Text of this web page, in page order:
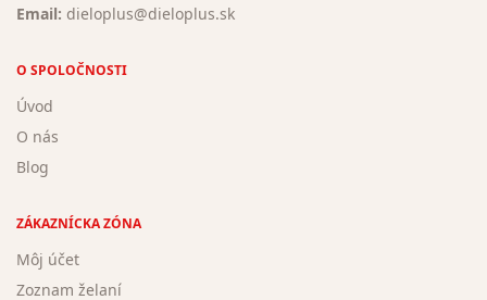
Email: dieloplus@dieloplus.sk
O SPOLOČNOSTI
Úvod
O nás
Blog
ZÁKAZNÍCKA ZÓNA
Môj účet
Zoznam želaní